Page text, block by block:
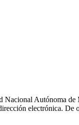
Autónoma
electrónica.